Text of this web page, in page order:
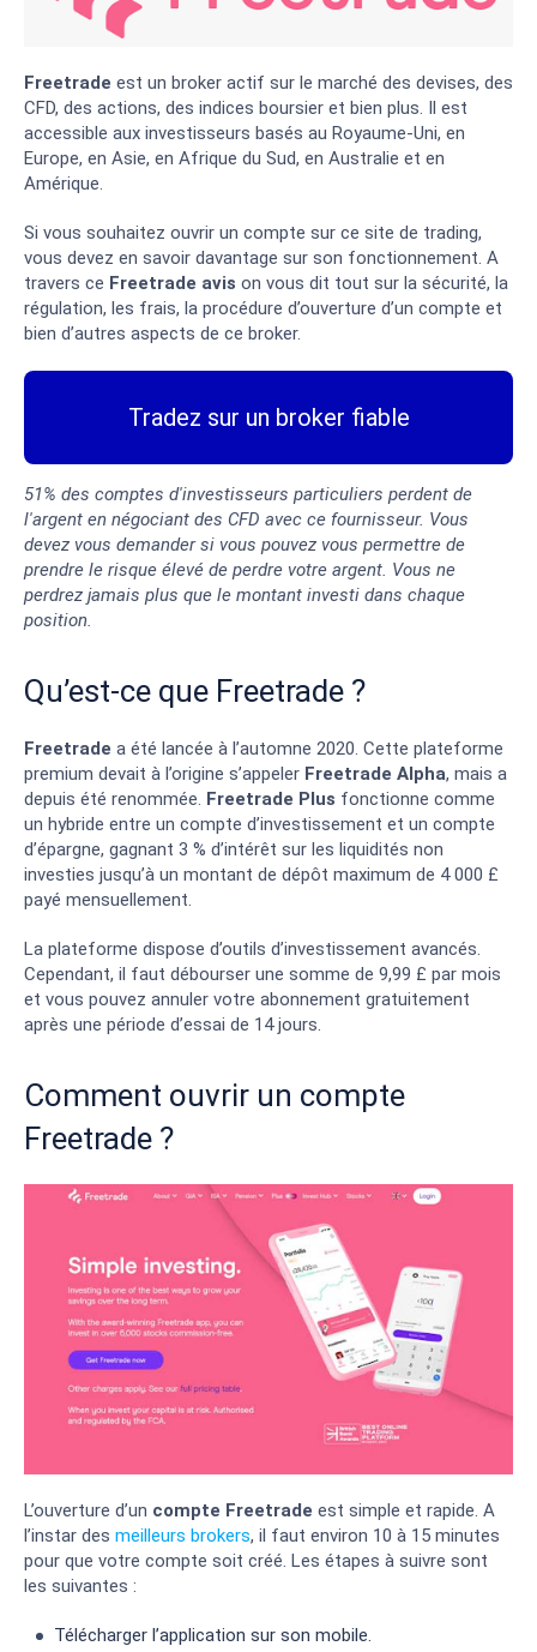
Freetrade est un broker actif sur le marché des devises, des
CFD, des actions, des indices boursier et bien plus. Il est
accessible aux investisseurs basés au Royaume-Uni, en
Europe, en Asie, en Afrique du Sud, en Australie et en
Amérique.
Si vous souhaitez ouvrir un compte sur ce site de trading,
vous devez en savoir davantage sur son fonctionnement. A
travers ce Freetrade avis on vous dit tout sur la sécurité, la
régulation, les frais, la procédure d’ouverture d’un compte et
bien d’autres aspects de ce broker.
Tradez sur un broker fiable
51% des comptes d'investisseurs particuliers perdent de
l'argent en négociant des CFD avec ce fournisseur. Vous
devez vous demander si vous pouvez vous permettre de
prendre le risque élevé de perdre votre argent. Vous ne
perdrez jamais plus que le montant investi dans chaque
position.
Qu’est-ce que Freetrade ?
Freetrade a été lancée à l’automne 2020. Cette plateforme
premium devait à l’origine s’appeler Freetrade Alpha, mais a
depuis été renommée. Freetrade Plus fonctionne comme
un hybride entre un compte d’investissement et un compte
d’épargne, gagnant 3 % d’intérêt sur les liquidités non
investies jusqu’à un montant de dépôt maximum de 4 000 £
payé mensuellement.
La plateforme dispose d’outils d’investissement avancés.
Cependant, il faut débourser une somme de 9,99 £ par mois
et vous pouvez annuler votre abonnement gratuitement
après une période d’essai de 14 jours.
Comment ouvrir un compte
Freetrade ?
L’ouverture d’un compte Freetrade est simple et rapide. A
l’instar des meilleurs brokers, il faut environ 10 à 15 minutes
pour que votre compte soit créé. Les étapes à suivre sont
les suivantes :
Télécharger l’application sur son mobile.